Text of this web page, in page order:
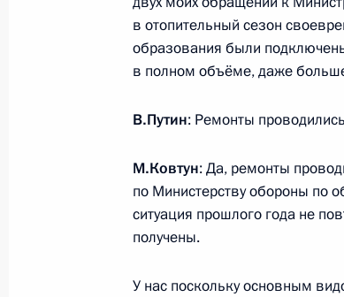
Рабочая встреча с
Ковтун
Заседание Совета по
и демографической
26 февраля 2013 года, 21:30
в отопительный сезон
образования были
в полном объёме, даже
В.Путин: Ремонты
М.Ковтун: Да, ремонты
по Министерству обороны по
ситуация прошлого года не
получены.
У нас поскольку основным